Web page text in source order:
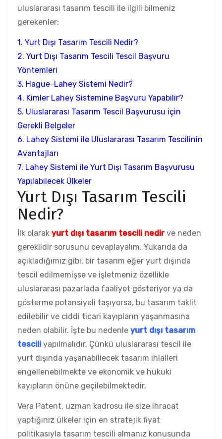
uluslararası tasarım tescili ile ilgili bilmeniz
gerekenler:
1. Yurt Dışı Tasarım Tescili Nedir?
2. Yurt Dışı Tasarım Tescili Tescil Başvuru
Yöntemleri
3. Hague-Lahey Sistemi Nedir?
4. Kimler Lahey Sistemine Başvuru Yapabilir?
5. Uluslararası Tasarım Tescil Başvurusu için
Gerekli Belgeler
6. Lahey Sistemi ile Uluslararası Tasarım Tescilinin
Avantajları
7. Lahey Sistemi ile Yurt Dışı Tasarım Başvurusu
Yapılabilecek Ülkeler
Yurt Dışı Tasarım Tescili
Nedir?
İlk olarak yurt dışı tasarım tescili nedirve neden
gereklidir sorusunu cevaplayalım. Yukarıda da
açıkladığımız gibi, bir tasarım eğer yurt dışında
tescil edilmemişse ve işletmeniz özellikle
uluslararası pazarlada faaliyet gösteriyor ya da
gösterme potansiyeli taşıyorsa, bu tasarım taklit
edilebilir ve ciddi ticari kayıpların yaşanmasına
neden olabilir. İşte bu nedenle yurt dışı tasarım
tescili yapılmalıdır. Çünkü uluslararası tescil ile
yurt dışında yaşanabiliecek tasarım ihlalleri
engellenebilmekte ve ekonomik ve hukuki
kayıpların önüne geçilebilmektedir.
Vera Patent, uzman kadrosu ile size ihracat
yaptığınız ülkeler için en stratejik fiyat
politikasıyla tasarım tescili almanız konusunda